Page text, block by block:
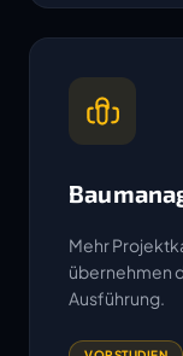
Mehr
übernehmen
Ausführung.